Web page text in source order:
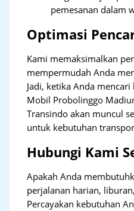
pemesanan dalam
Optimasi
Kami memaksimalkan
mempermudah Anda
Jadi, ketika Anda
Mobil Probolinggo
Transindo akan muncul
untuk kebutuhan
Hubungi Kami
Apakah Anda
perjalanan harian,
Percayakan kebutuhan